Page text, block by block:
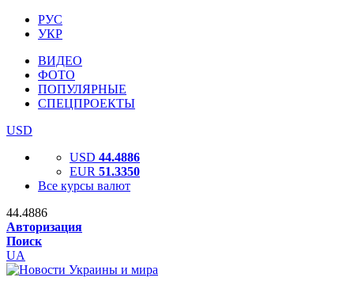
РУС
УКР
ВИДЕО
ФОТО
ПОПУЛЯРНЫЕ
СПЕЦПРОЕКТЫ
USD
USD 44.4886
EUR 51.3350
Все курсы валют
44.4886
Авторизация
Поиск
UA